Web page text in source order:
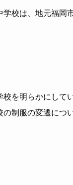
学校は、地元福岡
を明らかにして
の制服の変遷につ